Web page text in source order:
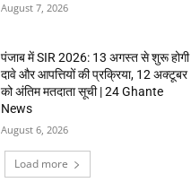
August 7, 2026
पंजाब में SIR 2026: 13 अगस्त से शुरू होगी
दावे और आपत्तियों की प्रक्रिया, 12 अक्टूबर
को अंतिम मतदाता सूची | 24 Ghante
News
August 6, 2026
Load more